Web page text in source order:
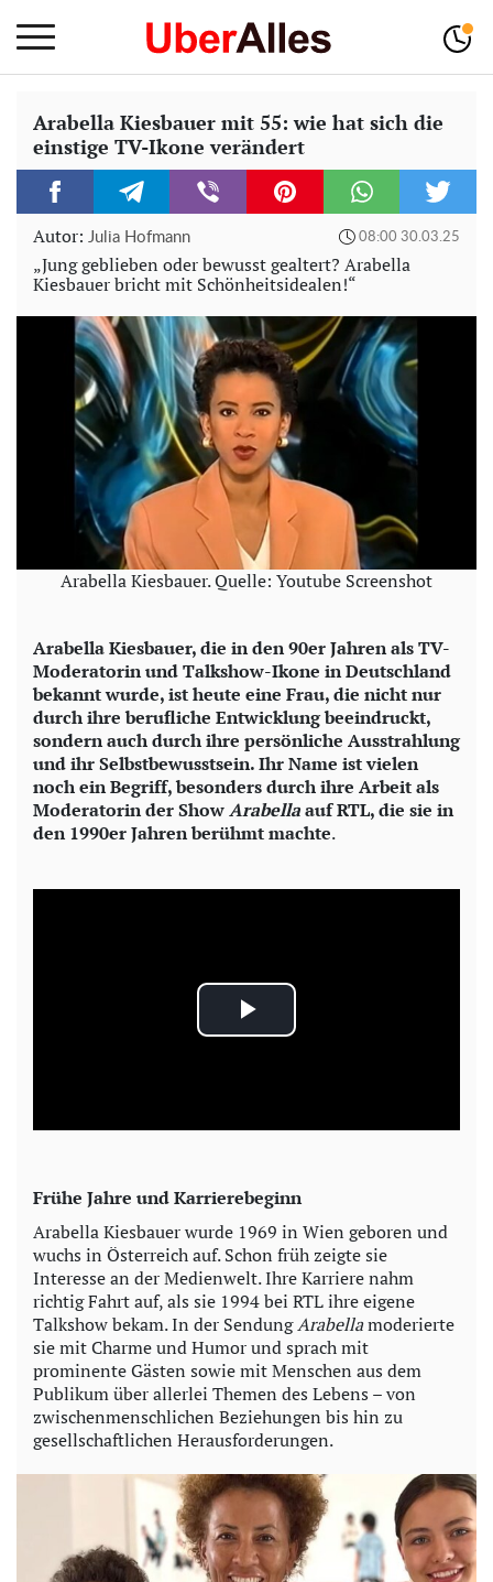
Arabella Kiesbauer mit 55: wie hat sich die
einstige TV-Ikone verändert
Autor: Julia Hofmann 08:00 30.03.25
„Jung geblieben oder bewusst gealtert? Arabella
Kiesbauer bricht mit Schönheitsidealen!“
Arabella Kiesbauer. Quelle: Youtube Screenshot
Arabella Kiesbauer, die in den 90er Jahren als TV-
Moderatorin und Talkshow-Ikone in Deutschland
bekannt wurde, ist heute eine Frau, die nicht nur
durch ihre berufliche Entwicklung beeindruckt,
sondern auch durch ihre persönliche Ausstrahlung
und ihr Selbstbewusstsein. Ihr Name ist vielen
noch ein Begriff, besonders durch ihre Arbeit als
Moderatorin der ShowArabellaauf RTL, die sie in
den 1990er Jahren berühmt machte.
P
a
y
V
i
d
e
o
Frühe Jahre und Karrierebeginn
Arabella Kiesbauer wurde 1969 in Wien geboren und
wuchs in Österreich auf. Schon früh zeigte sie
Interesse an der Medienwelt. Ihre Karriere nahm
richtig Fahrt auf, als sie 1994 bei RTL ihre eigene
Talkshow bekam. In der SendungArabellamoderierte
sie mit Charme und Humor und sprach mit
prominente Gästen sowie mit Menschen aus dem
Publikum über allerlei Themen des Lebens – von
zwischenmenschlichen Beziehungen bis hin zu
gesellschaftlichen Herausforderungen.